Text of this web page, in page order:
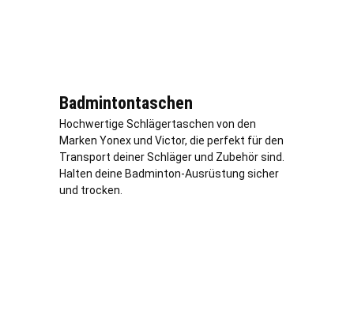
Badmintontaschen
Hochwertige Schlägertaschen von den
Marken Yonex und Victor, die perfekt für den
Transport deiner Schläger und Zubehör sind.
Halten deine Badminton-Ausrüstung sicher
und trocken.